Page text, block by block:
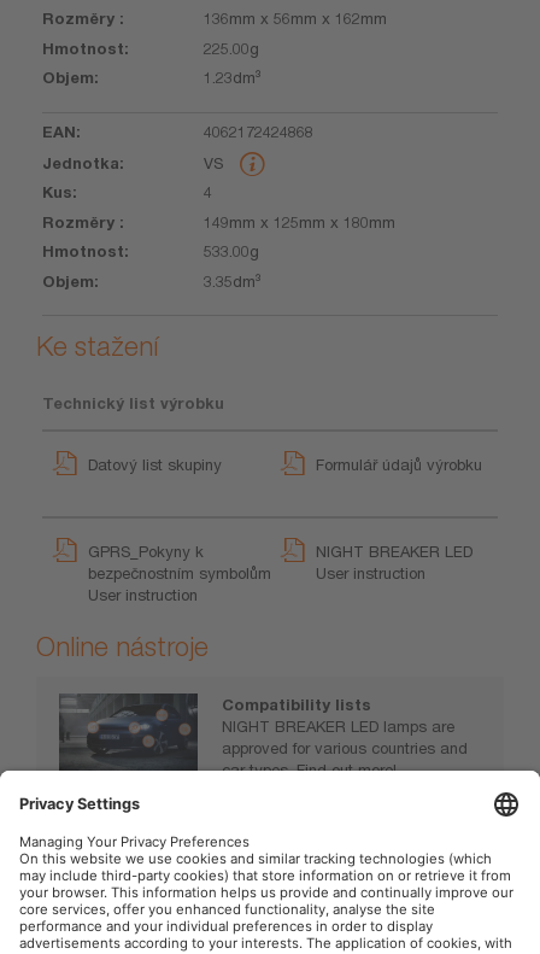
136mm x 56mm x 162mm
225.00g
1.23dm³
4062172424868
VS
4
149mm x 125mm x 180mm
533.00g
3.35dm³
Ke stažení
Technický list výrobku
Datový list skupiny Formulář údajů výrobku
GPRS_Pokyny k
bezpečnostním symbolům
User instruction
NIGHT BREAKER LED
User instruction
Online nástroje
Compatibility lists
NIGHT BREAKER LED lamps are
approved for various countries and
car types. Find out more!